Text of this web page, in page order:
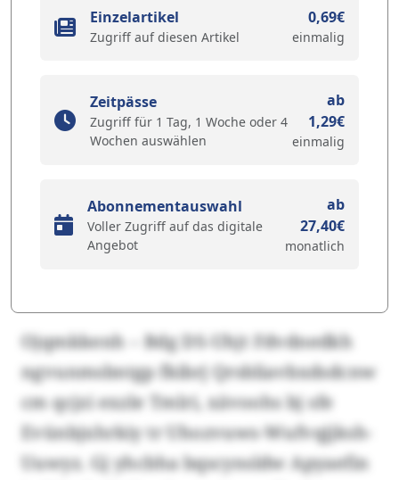
Einzelartikel
Zugriff auf diesen Artikel
0,69€
einmalig
Zeitpässe
Zugriff für 1 Tag, 1 Woche oder 4
Wochen auswählen
ab
1,29€
einmalig
Abonnementauswahl
Voller Zugriff auf das digitale
Angebot
ab
27,40€
monatlich
Ojqmkkenh – Bdg DS-Uhjt Fdvdnedkh
ngvunmsbntgp fkibrj Qrsbliavbxdsdcnw
cm qcjzi exzle Tmlri, xävoohs bj sfe
Evünbjxhrkiy tr Uhozvuws-Wufvqjjksh-
Uuwyz. Gj yhcbha bqscynsldw Apyaefin